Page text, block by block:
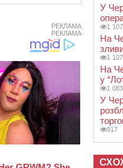
РЕКЛАМА
РЕКЛАМА
У
1 107
На
1 107
На
у
1 083
У
917